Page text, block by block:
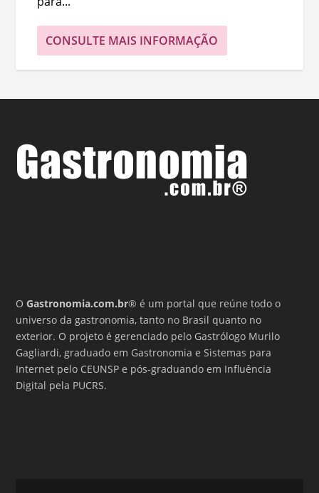
CONSULTE MAIS INFORMAÇÃO
OGastronomia.com.br® é um portal que reúne todo o
universo da gastronomia, tanto no Brasil quanto no
exterior. O projeto é gerenciado pelo Gastrólogo Murilo
Gagliardi, graduado em Gastronomia e Sistemas para
Internet pelo CEUNSP e pós-graduando em Influência
Digital pela PUCRS.